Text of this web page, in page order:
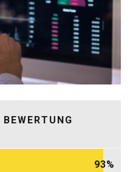
93